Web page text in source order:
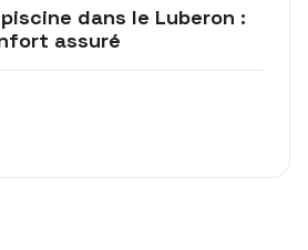
dans le Luberon :
assuré